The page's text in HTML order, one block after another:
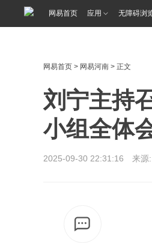
网易首页 应用 无障碍浏
网易首页 > 网易河南 > 正文
刘宁主持
小组全体
2025-09-30 22:31:16 来源: